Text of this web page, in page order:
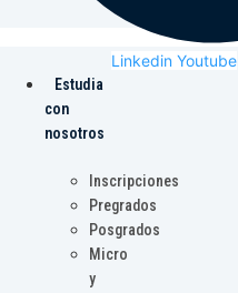
Linkedin Youtube
Estudia
con
nosotros
Inscripciones
Pregrados
Posgrados
Micro
y